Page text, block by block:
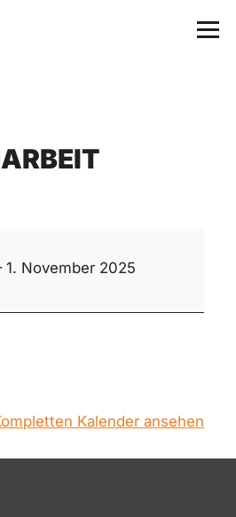
1. November 2025
Kalender ansehen